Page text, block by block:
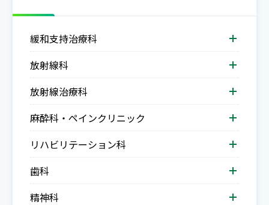
緩和支持治療科
放射線科
放射線治療科
麻酔科・ペインクリニック
リハビリテーション科
歯科
精神科